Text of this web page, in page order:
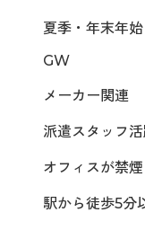
夏季・年末年始
GW
メーカー関連
派遣スタッフ
オフィスが禁煙
駅から徒歩5分